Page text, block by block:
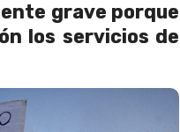
grave porque
los servicios de